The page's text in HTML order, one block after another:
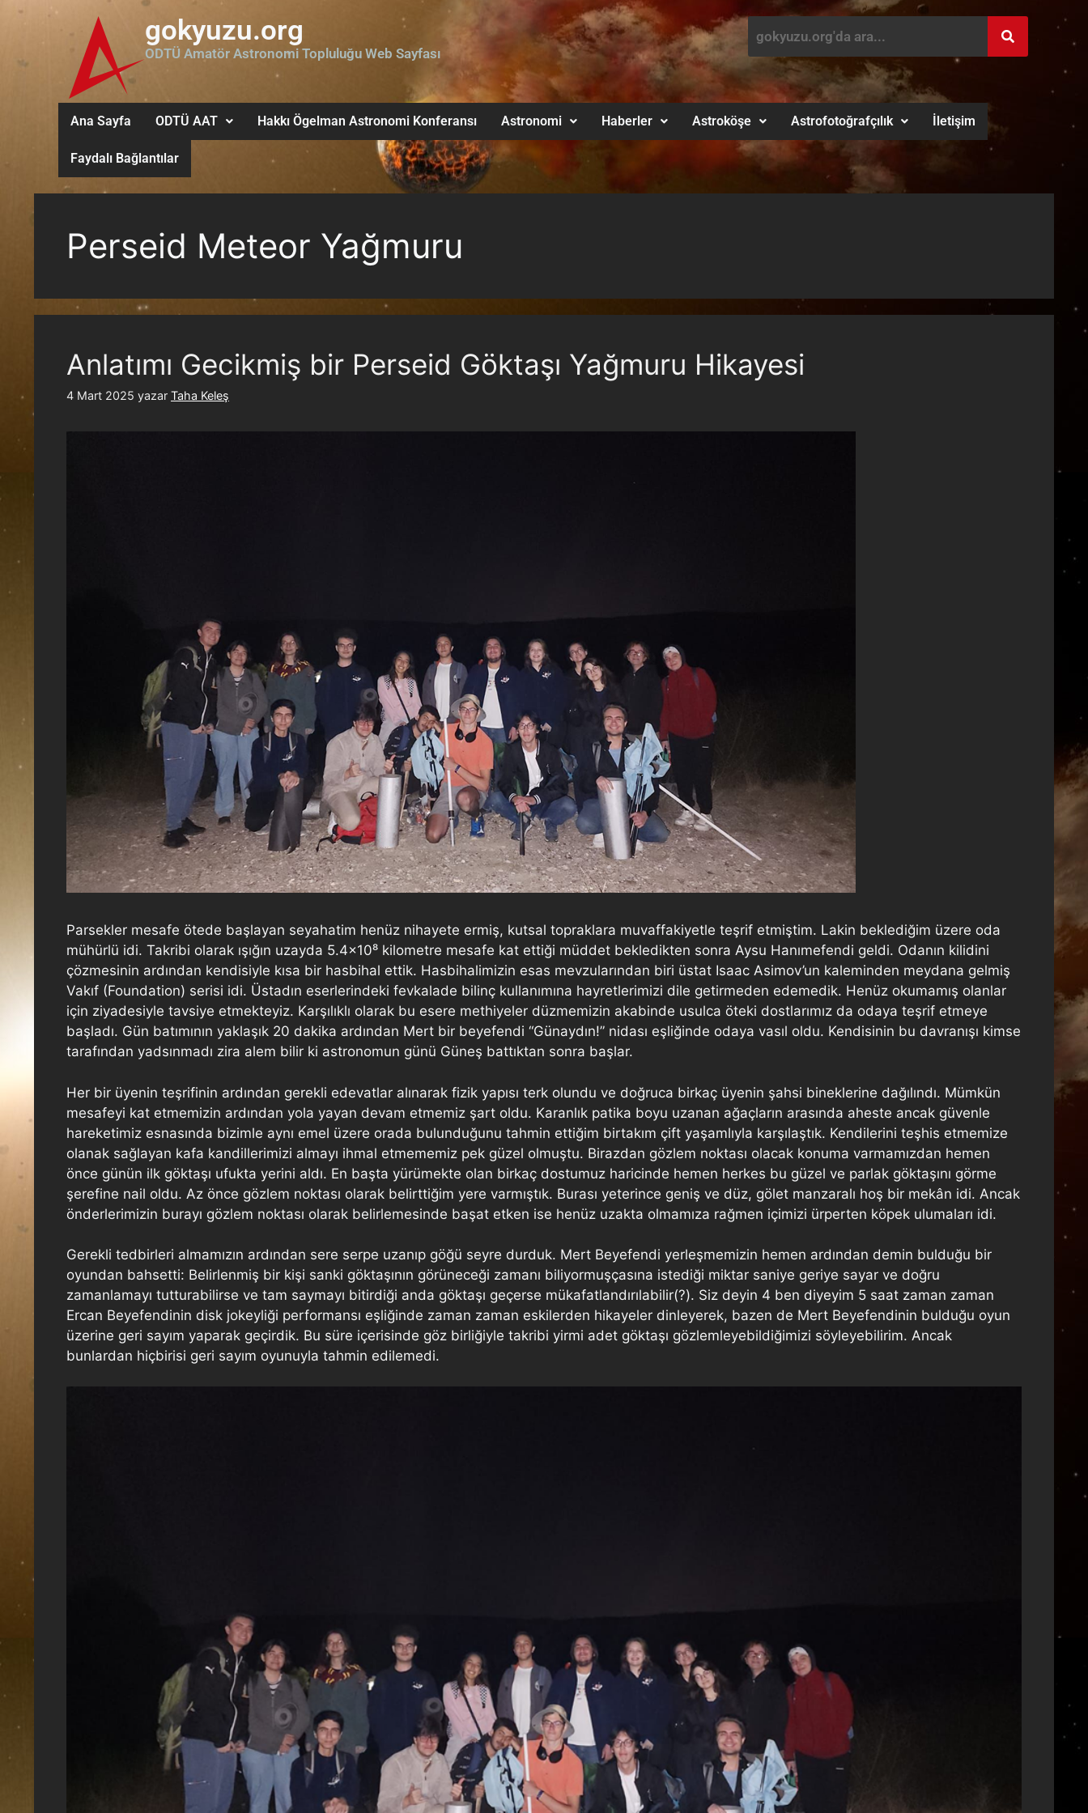
gokyuzu.org
ODTÜ Amatör Astronomi Topluluğu Web Sayfası
Ana Sayfa ODTÜ AAT Hakkı Ögelman Astronomi Konferansı Astronomi Haberler Astroköşe Astrofotoğrafçılık İletişim
Faydalı Bağlantılar
Perseid Meteor Yağmuru
Anlatımı Gecikmiş bir Perseid Göktaşı Yağmuru Hikayesi
4 Mart 2025 yazar Taha Keleş
Parsekler mesafe ötede başlayan seyahatim henüz nihayete ermiş, kutsal topraklara muvaffakiyetle teşrif etmiştim. Lakin beklediğim üzere oda
mühürlü idi. Takribi olarak ışığın uzayda 5.4×10⁸ kilometre mesafe kat ettiği müddet bekledikten sonra Aysu Hanımefendi geldi. Odanın kilidini
çözmesinin ardından kendisiyle kısa bir hasbihal ettik. Hasbihalimizin esas mevzularından biri üstat Isaac Asimov’un kaleminden meydana gelmiş
Vakıf (Foundation) serisi idi. Üstadın eserlerindeki fevkalade bilinç kullanımına hayretlerimizi dile getirmeden edemedik. Henüz okumamış olanlar
için ziyadesiyle tavsiye etmekteyiz. Karşılıklı olarak bu esere methiyeler düzmemizin akabinde usulca öteki dostlarımız da odaya teşrif etmeye
başladı. Gün batımının yaklaşık 20 dakika ardından Mert bir beyefendi “Günaydın!” nidası eşliğinde odaya vasıl oldu. Kendisinin bu davranışı kimse
tarafından yadsınmadı zira alem bilir ki astronomun günü Güneş battıktan sonra başlar.
Her bir üyenin teşrifinin ardından gerekli edevatlar alınarak fizik yapısı terk olundu ve doğruca birkaç üyenin şahsi bineklerine dağılındı. Mümkün
mesafeyi kat etmemizin ardından yola yayan devam etmemiz şart oldu. Karanlık patika boyu uzanan ağaçların arasında aheste ancak güvenle
hareketimiz esnasında bizimle aynı emel üzere orada bulunduğunu tahmin ettiğim birtakım çift yaşamlıyla karşılaştık. Kendilerini teşhis etmemize
olanak sağlayan kafa kandillerimizi almayı ihmal etmememiz pek güzel olmuştu. Birazdan gözlem noktası olacak konuma varmamızdan hemen
önce günün ilk göktaşı ufukta yerini aldı. En başta yürümekte olan birkaç dostumuz haricinde hemen herkes bu güzel ve parlak göktaşını görme
şerefine nail oldu. Az önce gözlem noktası olarak belirttiğim yere varmıştık. Burası yeterince geniş ve düz, gölet manzaralı hoş bir mekân idi. Ancak
önderlerimizin burayı gözlem noktası olarak belirlemesinde başat etken ise henüz uzakta olmamıza rağmen içimizi ürperten köpek ulumaları idi.
Gerekli tedbirleri almamızın ardından sere serpe uzanıp göğü seyre durduk. Mert Beyefendi yerleşmemizin hemen ardından demin bulduğu bir
oyundan bahsetti: Belirlenmiş bir kişi sanki göktaşının görüneceği zamanı biliyormuşçasına istediği miktar saniye geriye sayar ve doğru
zamanlamayı tutturabilirse ve tam saymayı bitirdiği anda göktaşı geçerse mükafatlandırılabilir(?). Siz deyin 4 ben diyeyim 5 saat zaman zaman
Ercan Beyefendinin disk jokeyliği performansı eşliğinde zaman zaman eskilerden hikayeler dinleyerek, bazen de Mert Beyefendinin bulduğu oyun
üzerine geri sayım yaparak geçirdik. Bu süre içerisinde göz birliğiyle takribi yirmi adet göktaşı gözlemleyebildiğimizi söyleyebilirim. Ancak
bunlardan hiçbirisi geri sayım oyunuyla tahmin edilemedi.